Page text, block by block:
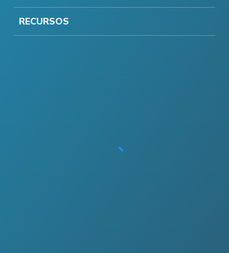
RECURSOS